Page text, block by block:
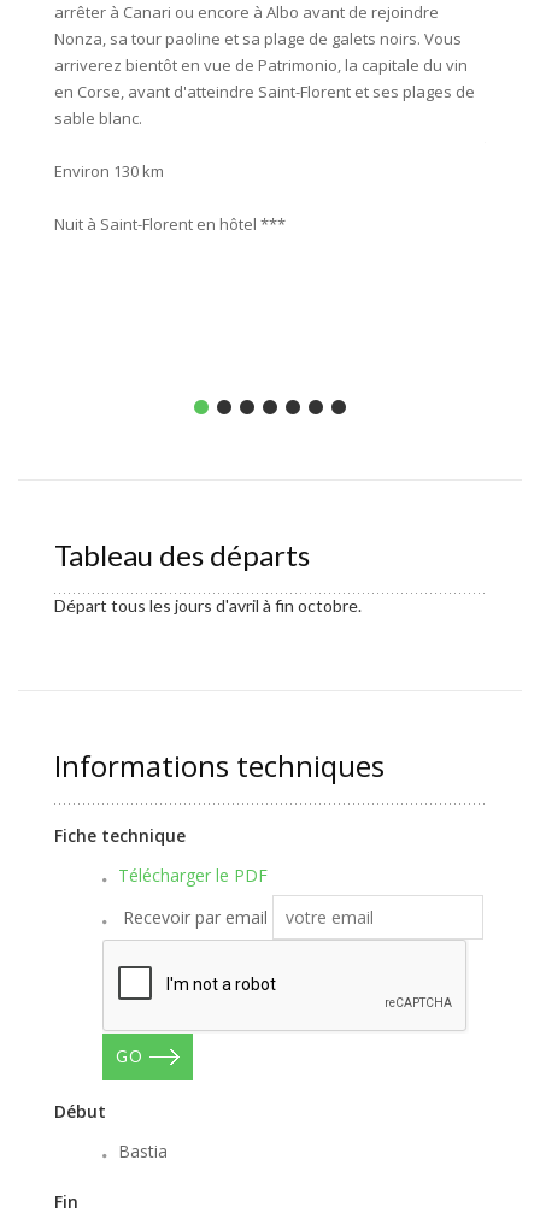
arrêter à Canari ou encore à Albo avant de rejoindre
Nonza, sa tour paoline et sa plage de galets noirs. Vous
arriverez bientôt en vue de Patrimonio, la capitale du vin
en Corse, avant d'atteindre Saint-Florent et ses plages de
sable blanc.
Environ 130 km
Nuit à Saint-Florent en hôtel ***
Tableau des départs
Départ tous les jours d'avril à fin octobre.
Informations techniques
Fiche technique
Télécharger le PDF
Recevoir par email
GO
Début
Bastia
Fin